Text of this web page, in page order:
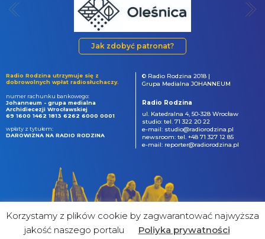
Jak zdobyć patronat?
Radio Rodzina utrzymuje się z
dobrowolnych wpłat radiosłuchaczy.
numer rachunku bankowego:
Johanneum - grupa medialna
Archidiecezji Wrocławskiej
69 1600 1462 1813 6262 6000 0001
wpłaty z tytułem:
DAROWIZNA NA RADIO RODZINA
© Radio Rodzina 2018 |
Grupa Medialna JOHANNEUM
Radio Rodzina
ul. Katedralna 4, 50-328 Wrocław
studio: tel. 71 322 20 22
e-mail: studio@radiorodzina.pl
newsroom: tel. +48 71 327 12 85
e-mail: reporter@radiorodzina.pl
Korzystamy z plików cookie by zagwarantować najwyższa
jakość naszego portalu
Poliyka prywatności